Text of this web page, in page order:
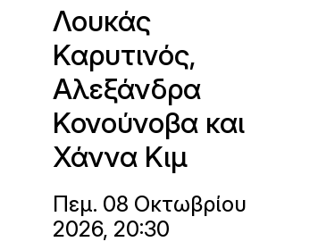
Λουκάς
Καρυτινός,
Αλεξάνδρα
Κονούνοβα και
Χάννα Κιμ
Πεμ. 08 Οκτωβρίου
2026, 20:30